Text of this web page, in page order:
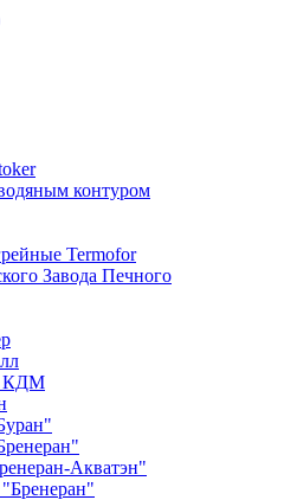
контуром
Termofor
Завода Печного
КДМ
Акватэн"